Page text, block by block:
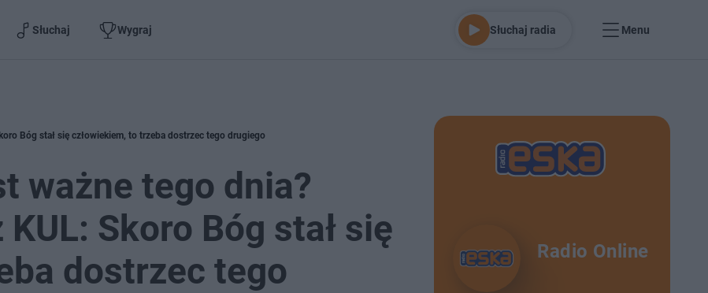
Słuchaj Wygraj Słuchaj radia Menu
Bóg stał się człowiekiem, to trzeba dostrzec tego drugiego
ważne tego dnia?
Skoro Bóg stał się
dostrzec tego
Radio Online